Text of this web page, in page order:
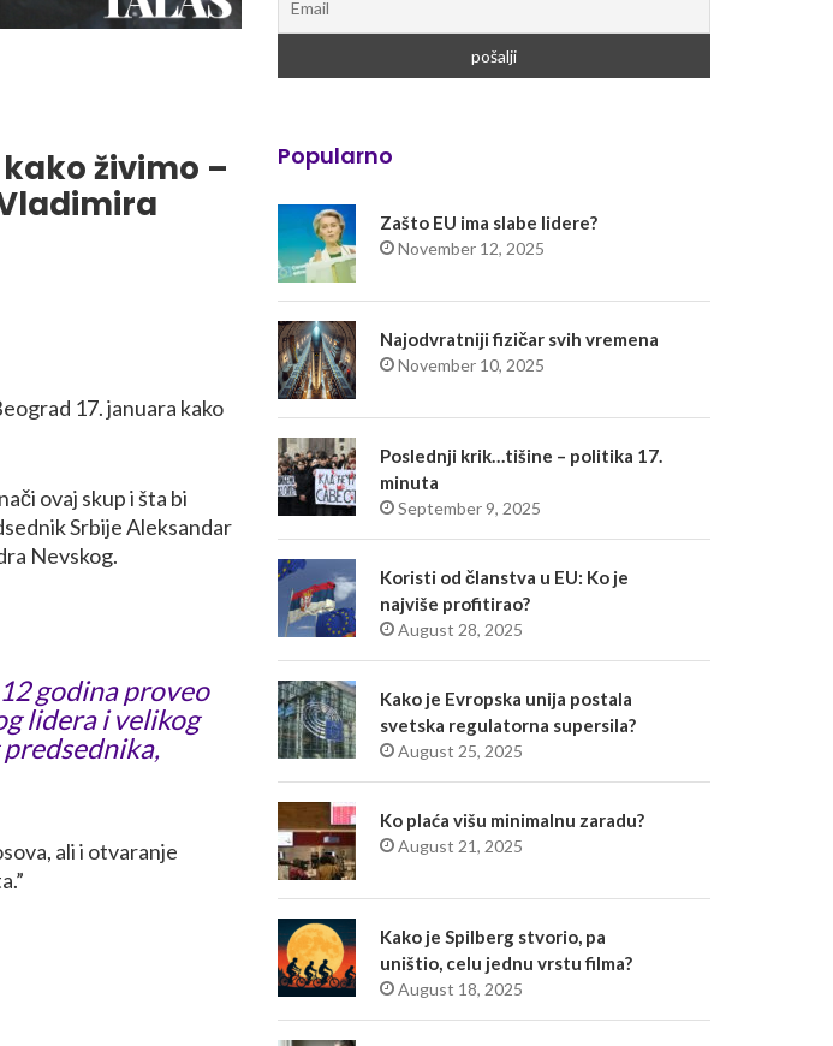
živimo –
17. januara kako
ovaj skup i šta bi
Srbije Aleksandar
Nevskog.
godina proveo
lidera i velikog
ali i otvaranje
Popularno
Zašto EU ima slabe lidere?
November 12, 2025
Najodvratniji fizičar svih vremena
November 10, 2025
Poslednji krik…tišine – politika 17.
minuta
September 9, 2025
Koristi od članstva u EU: Ko je
najviše profitirao?
August 28, 2025
Kako je Evropska unija postala
svetska regulatorna supersila?
August 25, 2025
Ko plaća višu minimalnu zaradu?
August 21, 2025
Kako je Spilberg stvorio, pa
uništio, celu jednu vrstu filma?
August 18, 2025